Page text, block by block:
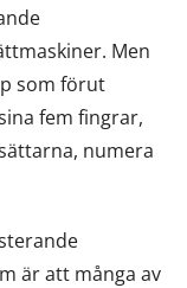
Men
som förut
fem fingrar,
numera
är att många av